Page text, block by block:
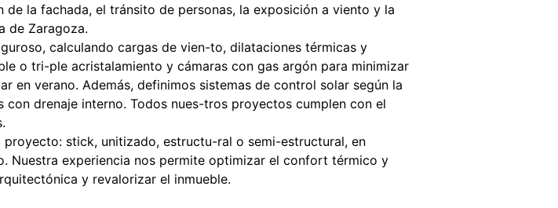
la fachada, el tránsito de personas, la exposición a viento y la
de Zaragoza.
calculando cargas de vien-to, dilataciones térmicas y
o tri-ple acristalamiento y cámaras con gas argón para minimizar
en verano. Además, definimos sistemas de control solar según la
drenaje interno. Todos nues-tros proyectos cumplen con el
stick, unitizado, estructu-ral o semi-estructural, en
Nuestra experiencia nos permite optimizar el confort térmico y
y revalorizar el inmueble.